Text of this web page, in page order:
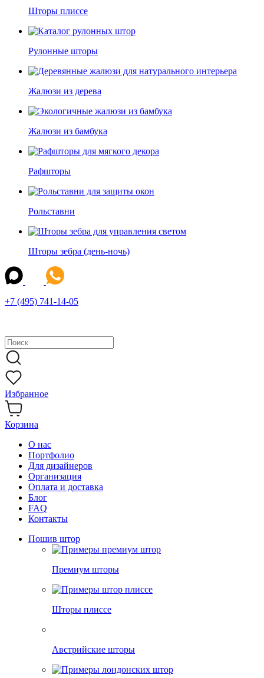
Шторы плиссе
Рулонные шторы
Жалюзи из дерева
Жалюзи из бамбука
Рафшторы
Рольставни
Шторы зебра (день-ночь)
+7 (495) 741-14-05
Избранное
Корзина
О нас
Портфолио
Для дизайнеров
Организация
Оплата и доставка
Блог
FAQ
Контакты
Пошив штор
Премиум шторы
Шторы плиссе
Австрийские шторы